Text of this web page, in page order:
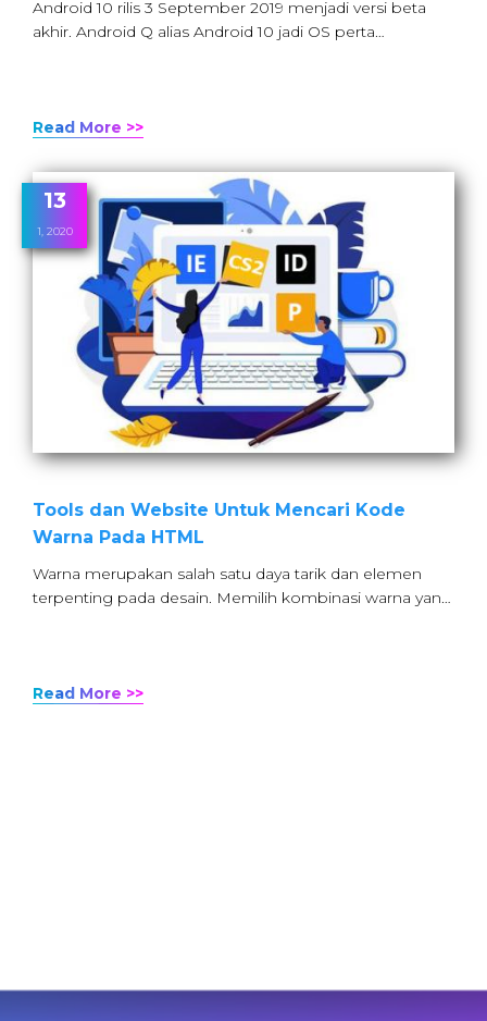
Android 10 rilis 3 September 2019 menjadi versi beta
akhir. Android Q alias Android 10 jadi OS perta…
Read More >>
13
1, 2020
Tools dan Website Untuk Mencari Kode
Warna Pada HTML
Warna merupakan salah satu daya tarik dan elemen
terpenting pada desain. Memilih kombinasi warna yan…
Read More >>